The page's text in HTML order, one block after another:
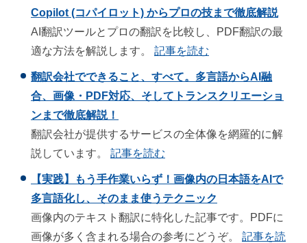
Copilot (コパイロット) からプロの技まで徹底解説
AI翻訳ツールとプロの翻訳を比較し、PDF翻訳の最
適な方法を解説します。 記事を読む
翻訳会社でできること、すべて。多言語からAI融
合、画像・PDF対応、そしてトランスクリエーショ
ンまで徹底解説！
翻訳会社が提供するサービスの全体像を網羅的に解
説しています。 記事を読む
【実践】もう手作業いらず！画像内の日本語をAIで
多言語化し、そのまま使うテクニック
画像内のテキスト翻訳に特化した記事です。PDFに
画像が多く含まれる場合の参考にどうぞ。 記事を読